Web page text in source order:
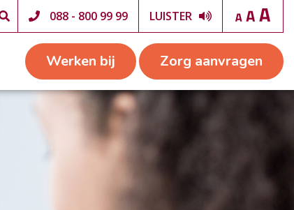
088 - 800 99 99 LUISTER
Werken bij Zorg aanvragen